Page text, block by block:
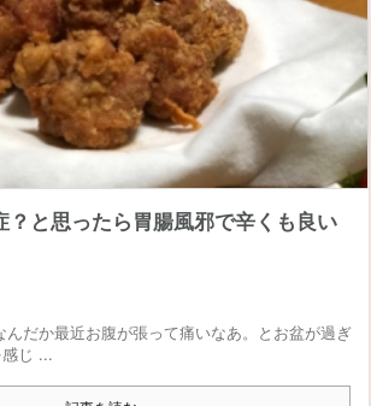
？と思ったら胃腸風邪で辛くも良い
んだか最近お腹が張って痛いなあ。とお盆が過ぎ
じ ...